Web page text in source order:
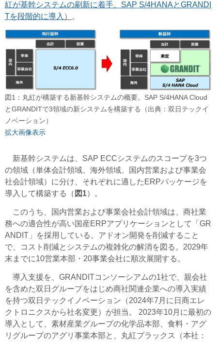
紅が基幹システムの刷新に着手、SAP S/4HANAとGRANDI
Tを段階的に導入 ） 。
図1：丸紅が構築する新基幹システムの概要。SAP S/4HANA Cloud
とGRANDITで3領域の新システムを構築する（出典：双日テックイ
ノベーション）
拡大画像表示
新基幹システムは、SAP ECCシステムのスコープを3つ
の領域（単体会計領域、海外領域、国内営業および事業会
社会計領域）に分け、それぞれに適したERPパッケージを
導入して構築する（ 図1）。
このうち、国内営業および事業会社会計領域は、商社業
務への適合性が高い国産ERPアプリケーションとして「GR
ANDIT」を採用している。アドオン開発を削減すること
で、コスト削減とシステムの複雑化の解消を図る。2029年
末までに10営業本部・20事業会社に順次展開する。
導入支援を、 GRANDITコンソーシアムの1社で、 親会社
を含めた双日グループをはじめ商社関連企業への導入実績
を持つ双日テックイノベーション（2024年7月に日商エレ
クトロニクスから社名変更）が担当。 2023年10月に最初の
導入として、素材産業グループの化学品本部、食料・アグ
リグループのアグリ事業本部と、丸紅プラックス（本社：